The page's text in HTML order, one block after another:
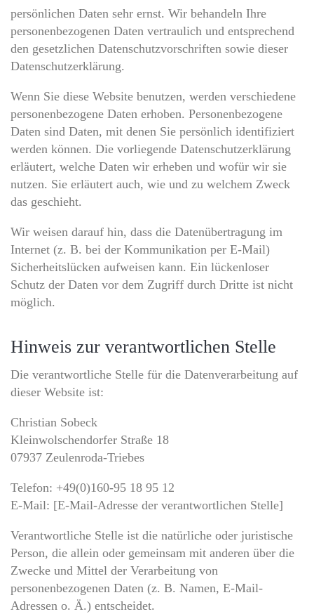
persönlichen Daten sehr ernst. Wir behandeln Ihre
personenbezogenen Daten vertraulich und entsprechend
den gesetzlichen Datenschutzvorschriften sowie dieser
Datenschutzerklärung.
Wenn Sie diese Website benutzen, werden verschiedene
personenbezogene Daten erhoben. Personenbezogene
Daten sind Daten, mit denen Sie persönlich identifiziert
werden können. Die vorliegende Datenschutzerklärung
erläutert, welche Daten wir erheben und wofür wir sie
nutzen. Sie erläutert auch, wie und zu welchem Zweck
das geschieht.
Wir weisen darauf hin, dass die Datenübertragung im
Internet (z. B. bei der Kommunikation per E-Mail)
Sicherheitslücken aufweisen kann. Ein lückenloser
Schutz der Daten vor dem Zugriff durch Dritte ist nicht
möglich.
Hinweis zur verantwortlichen Stelle
Die verantwortliche Stelle für die Datenverarbeitung auf
dieser Website ist:
Christian Sobeck
Kleinwolschendorfer Straße 18
07937 Zeulenroda-Triebes
Telefon: +49(0)160-95 18 95 12
E-Mail: [E-Mail-Adresse der verantwortlichen Stelle]
Verantwortliche Stelle ist die natürliche oder juristische
Person, die allein oder gemeinsam mit anderen über die
Zwecke und Mittel der Verarbeitung von
personenbezogenen Daten (z. B. Namen, E-Mail-
Adressen o. Ä.) entscheidet.